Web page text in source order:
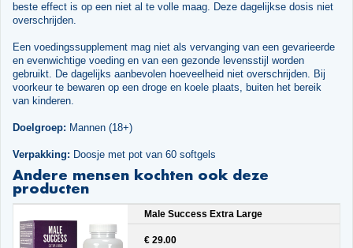
beste effect is op een niet al te volle maag. Deze dagelijkse dosis niet
overschrijden.
Een voedingssupplement mag niet als vervanging van een gevarieerde
en evenwichtige voeding en van een gezonde levensstijl worden
gebruikt. De dagelijks aanbevolen hoeveelheid niet overschrijden. Bij
voorkeur te bewaren op een droge en koele plaats, buiten het bereik
van kinderen.
Doelgroep: Mannen (18+)
Verpakking: Doosje met pot van 60 softgels
Andere mensen kochten ook deze
producten
Male Success Extra Large
€ 29.00